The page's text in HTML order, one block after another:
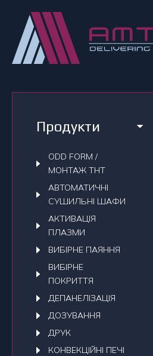
Продукти
ODD FORM /
МОНТАЖ THT
АВТОМАТИЧНI
СУШИЛЬНI ШАФИ
АКТИВАЦІЯ
ПЛАЗМИ
ВИБІРНЕ ПАЯННЯ
ВИБІРНЕ
ПОКРИТТЯ
ДЕПАНЕЛIЗАЦIЯ
ДОЗУВАННЯ
ДРУК
КОНВЕКЦIЙНI ПЕЧI